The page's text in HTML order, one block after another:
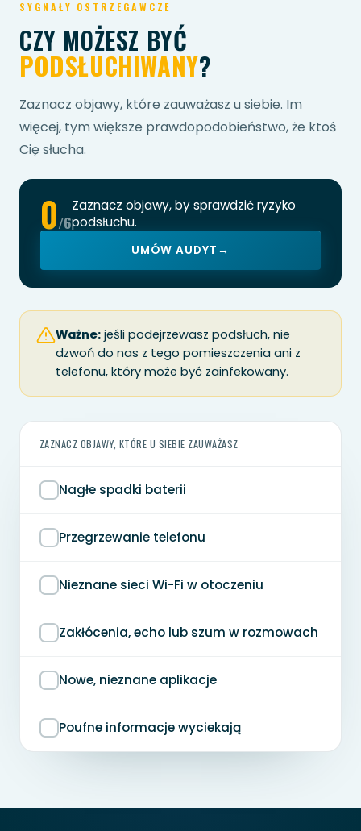
SYGNAŁY OSTRZEGAWCZE
CZY MOŻESZ BYĆ
PODSŁUCHIWANY?
Zaznacz objawy, które zauważasz u siebie. Im
więcej, tym większe prawdopodobieństwo, że ktoś
Cię słucha.
0/6
Zaznacz objawy, by sprawdzić ryzyko
podsłuchu.
UMÓW AUDYT →
Ważne: jeśli podejrzewasz podsłuch, nie
dzwoń do nas z tego pomieszczenia ani z
telefonu, który może być zainfekowany.
ZAZNACZ OBJAWY, KTÓRE U SIEBIE ZAUWAŻASZ
Nagłe spadki baterii
Przegrzewanie telefonu
Nieznane sieci Wi-Fi w otoczeniu
Zakłócenia, echo lub szum w rozmowach
Nowe, nieznane aplikacje
Poufne informacje wyciekają